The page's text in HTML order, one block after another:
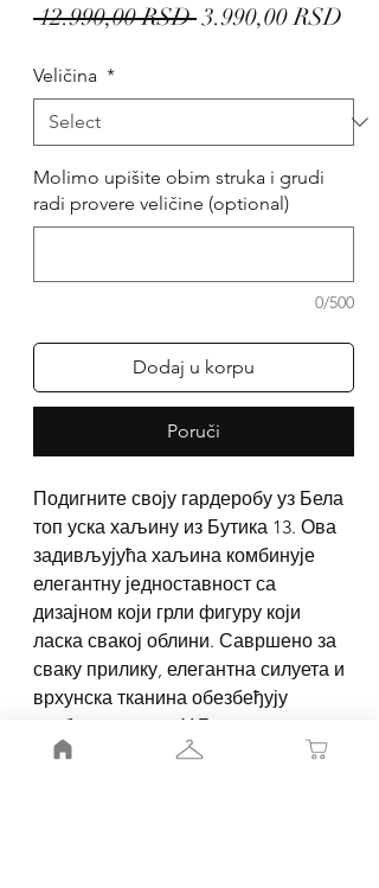
12.990,00 RSD Regular
3.990,00 RSD
Veličina *
Molimo upišite obim struka i grudi
radi provere veličine (optional)
0/500
Dodaj u korpu
Poruči
Подигните своју гардеробу уз Бела
топ уска хаљину из Бутика 13. Ова
задивљујућа хаљина комбинује
елегантну једноставност са
дизајном који грли фигуру који
ласка свакој облини. Савршено за
сваку прилику, елегантна силуета и
врхунска тканина обезбеђују
удобност и стил. У Бутику 13 се
поносимо што нудимо модерне,